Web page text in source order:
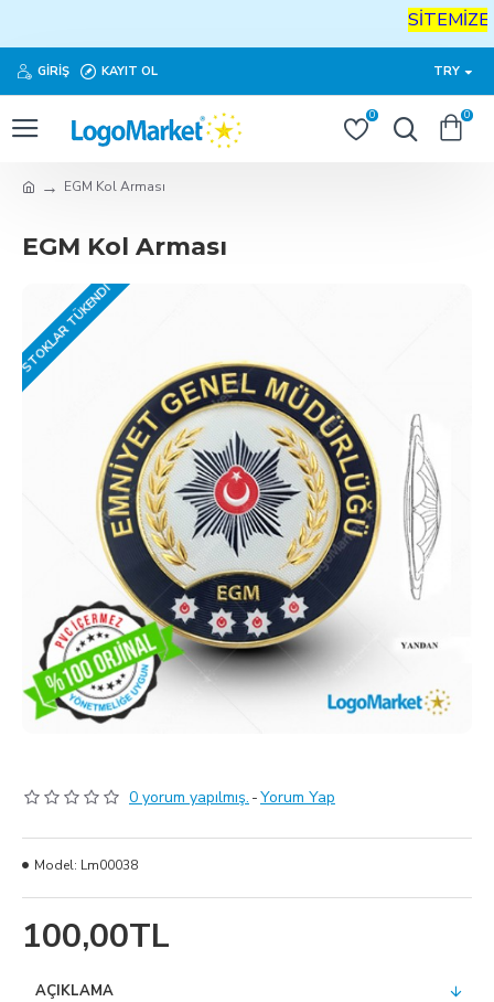
SİTEMİZE
GIRIŞ KAYIT OL TRY
0 0
EGM Kol Arması
EGM Kol Arması
STOKLAR TÜKENDI
0 yorum yapılmış. -Yorum Yap
100,00TL
Model: Lm00038
AÇIKLAMA